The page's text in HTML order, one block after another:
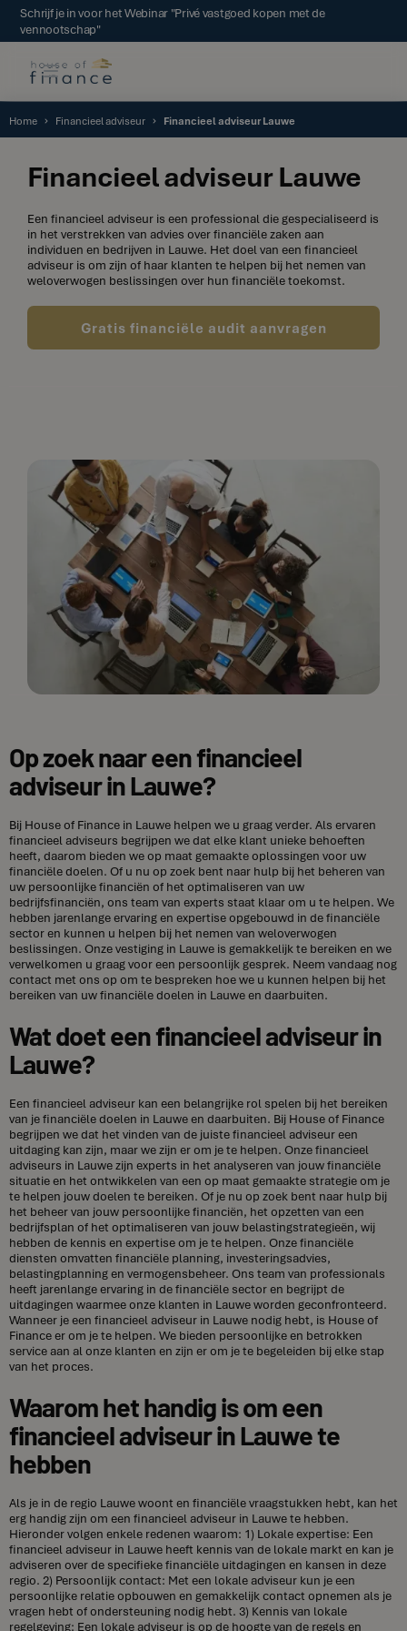
Schrijf je in voor het Webinar "Privé vastgoed kopen met de
vennootschap"
Home Financieel adviseur Financieel adviseur Lauwe
Financieel adviseur Lauwe
Een financieel adviseur is een professional die gespecialiseerd is
in het verstrekken van advies over financiële zaken aan
individuen en bedrijven in Lauwe. Het doel van een financieel
adviseur is om zijn of haar klanten te helpen bij het nemen van
weloverwogen beslissingen over hun financiële toekomst.
Gratis financiële audit aanvragen
Op zoek naar een financieel
adviseur in Lauwe?
Bij House of Finance in Lauwe helpen we u graag verder. Als ervaren
financieel adviseurs begrijpen we dat elke klant unieke behoeften
heeft, daarom bieden we op maat gemaakte oplossingen voor uw
financiële doelen. Of u nu op zoek bent naar hulp bij het beheren van
uw persoonlijke financiën of het optimaliseren van uw
bedrijfsfinanciën, ons team van experts staat klaar om u te helpen. We
hebben jarenlange ervaring en expertise opgebouwd in de financiële
sector en kunnen u helpen bij het nemen van weloverwogen
beslissingen. Onze vestiging in Lauwe is gemakkelijk te bereiken en we
verwelkomen u graag voor een persoonlijk gesprek. Neem vandaag nog
contact met ons op om te bespreken hoe we u kunnen helpen bij het
bereiken van uw financiële doelen in Lauwe en daarbuiten.
Wat doet een financieel adviseur in
Lauwe?
Een financieel adviseur kan een belangrijke rol spelen bij het bereiken
van je financiële doelen in Lauwe en daarbuiten. Bij House of Finance
begrijpen we dat het vinden van de juiste financieel adviseur een
uitdaging kan zijn, maar we zijn er om je te helpen. Onze financieel
adviseurs in Lauwe zijn experts in het analyseren van jouw financiële
situatie en het ontwikkelen van een op maat gemaakte strategie om je
te helpen jouw doelen te bereiken. Of je nu op zoek bent naar hulp bij
het beheer van jouw persoonlijke financiën, het opzetten van een
bedrijfsplan of het optimaliseren van jouw belastingstrategieën, wij
hebben de kennis en expertise om je te helpen. Onze financiële
diensten omvatten financiële planning, investeringsadvies,
belastingplanning en vermogensbeheer. Ons team van professionals
heeft jarenlange ervaring in de financiële sector en begrijpt de
uitdagingen waarmee onze klanten in Lauwe worden geconfronteerd.
Wanneer je een financieel adviseur in Lauwe nodig hebt, is House of
Finance er om je te helpen. We bieden persoonlijke en betrokken
service aan al onze klanten en zijn er om je te begeleiden bij elke stap
van het proces.
Waarom het handig is om een
financieel adviseur in Lauwe te
hebben
Als je in de regio Lauwe woont en financiële vraagstukken hebt, kan het
erg handig zijn om een financieel adviseur in Lauwe te hebben.
Hieronder volgen enkele redenen waarom: 1) Lokale expertise: Een
financieel adviseur in Lauwe heeft kennis van de lokale markt en kan je
adviseren over de specifieke financiële uitdagingen en kansen in deze
regio. 2) Persoonlijk contact: Met een lokale adviseur kun je een
persoonlijke relatie opbouwen en gemakkelijk contact opnemen als je
vragen hebt of ondersteuning nodig hebt. 3) Kennis van lokale
regelgeving: Een lokale adviseur is op de hoogte van de regels en